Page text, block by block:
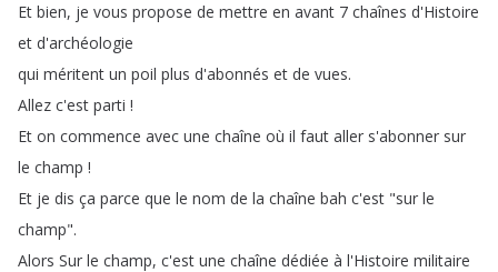
Et bien, je vous propose de mettre en avant 7 chaînes d'Histoire
et d'archéologie
qui méritent un poil plus d'abonnés et de vues.
Allez c'est parti !
Et on commence avec une chaîne où il faut aller s'abonner sur
le champ !
Et je dis ça parce que le nom de la chaîne bah c'est "sur le
champ".
Alors Sur le champ, c'est une chaîne dédiée à l'Histoire militaire